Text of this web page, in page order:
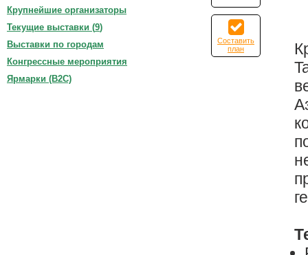
Составить
план
Крупнейшие организаторы
Текущие выставки (9)
Выставки по городам
Конгрессные мероприятия
Ярмарки (B2C)